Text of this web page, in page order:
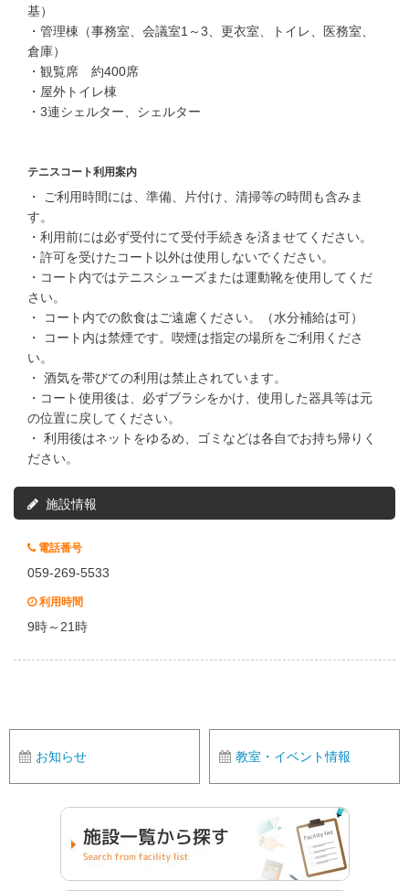
基）
・管理棟（事務室、会議室1～3、更衣室、トイレ、医務室、
倉庫）
・観覧席 約400席
・屋外トイレ棟
・3連シェルター、シェルター
テニスコート利用案内
・ ご利用時間には、準備、片付け、清掃等の時間も含みま
す。
・利用前には必ず受付にて受付手続きを済ませてください。
・許可を受けたコート以外は使用しないでください。
・コート内ではテニスシューズまたは運動靴を使用してくだ
さい。
・ コート内での飲食はご遠慮ください。（水分補給は可）
・ コート内は禁煙です。喫煙は指定の場所をご利用くださ
い。
・ 酒気を帯びての利用は禁止されています。
・コート使用後は、必ずブラシをかけ、使用した器具等は元
の位置に戻してください。
・ 利用後はネットをゆるめ、ゴミなどは各自でお持ち帰りく
ださい。
施設情報
電話番号
059-269-5533
利用時間
9時～21時
お知らせ 教室・イベント情報